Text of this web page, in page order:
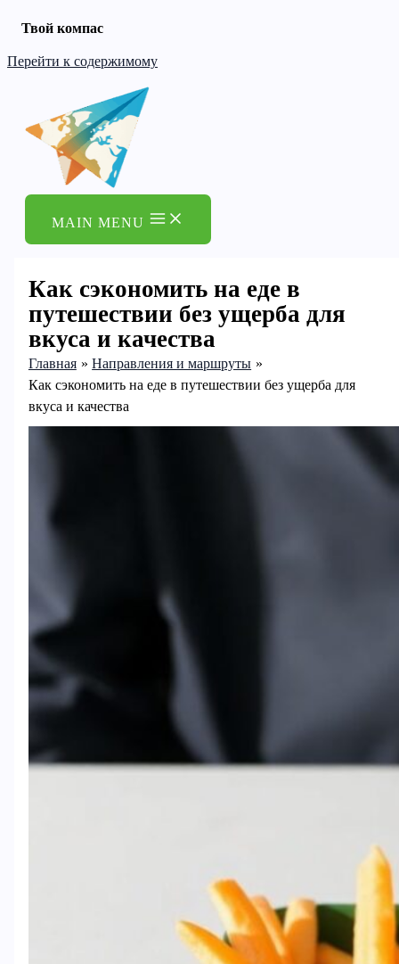
Твой компас
Перейти к содержимому
MAIN MENU
Как сэкономить на еде в
путешествии без ущерба для
вкуса и качества
Главная
Направления и маршруты
Как сэкономить на еде в путешествии без ущерба для
вкуса и качества